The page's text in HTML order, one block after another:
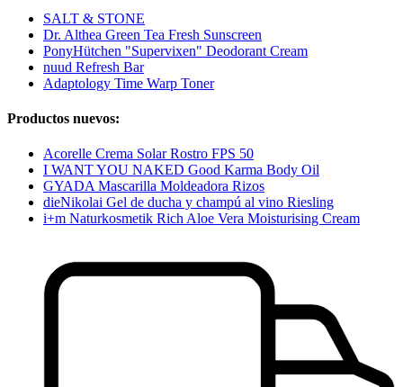
SALT & STONE
Dr. Althea Green Tea Fresh Sunscreen
PonyHütchen "Supervixen" Deodorant Cream
nuud Refresh Bar
Adaptology Time Warp Toner
Productos nuevos:
Acorelle Crema Solar Rostro FPS 50
I WANT YOU NAKED Good Karma Body Oil
GYADA Mascarilla Moldeadora Rizos
dieNikolai Gel de ducha y champú al vino Riesling
i+m Naturkosmetik Rich Aloe Vera Moisturising Cream